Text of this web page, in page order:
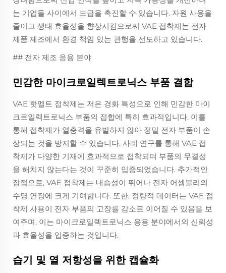
는 기업들 사이에서 보급을 촉진할 수 있습니다. 자원 사용을
줄이고 생태 효율성을 향상시킴으로써 VAE 접착제는 전자
제품 제조에서 환경 책임 있는 관행을 선도하고 있습니다.
## 전자 제조 응용 분야
민감한 마이크로일렉트로닉스 부품 결합
VAE 핫멜트 접착제는 저온 경화 특성으로 인해 민감한 마이
크로일렉트로닉스 부품의 접합에 특히 효과적입니다. 이를
통해 접착제가 열충격을 유발하지 않아 정밀 전자 부품이 손
상되는 것을 방지할 수 있습니다. 사례 연구를 통해 VAE 접
착제가 다양한 기재에 효과적으로 접착되며 부품의 무결성
을 해치지 않는다는 것이 꾸준히 입증되었습니다. 추가적인
장점으로, VAE 접착제는 내습성이 뛰어나 전자 어셈블리의
수명 연장에 크게 기여합니다. 또한, 정량적 데이터는 VAE 접
착제 사용이 전자 부품의 고장률 감소로 이어질 수 있음을 보
여주며, 이는 마이크로일렉트로닉스 응용 분야에서의 신뢰성
과 효율성을 입증하는 것입니다.
습기 및 열 저항성을 위한 캡슐화